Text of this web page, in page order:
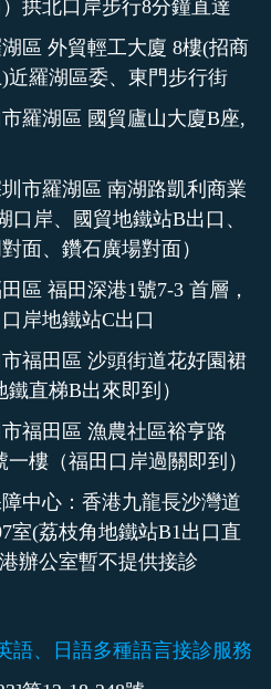
拱北口岸步行8分鐘直達
區 外貿輕工大廈 8樓(招商
近羅湖區委、東門步行街
羅湖區 國貿廬山大廈B座,
市羅湖區 南湖路凱利商業
口岸、國貿地鐵站B出口、
面、鑽石廣場對面）
區 福田深港1號7-3 首層，
岸地鐵站C出口
福田區 沙頭街道花好園裙
直梯B出來即到）
福田區 漁農社區裕亨路
一樓（福田口岸過關即到）
中心：香港九龍長沙灣道
室(荔枝角地鐵站B1出口直
辦公室暫不提供接診
語、日語多種語言接診服務